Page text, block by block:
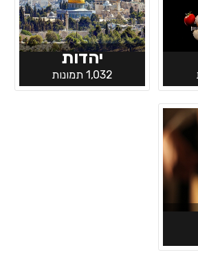
יהדות
1,032 תמונות